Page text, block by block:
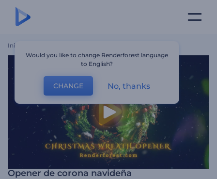
Inicio
Opener de corona navideña
Would you like to change Renderforest language
to English?
CHANGE No, thanks